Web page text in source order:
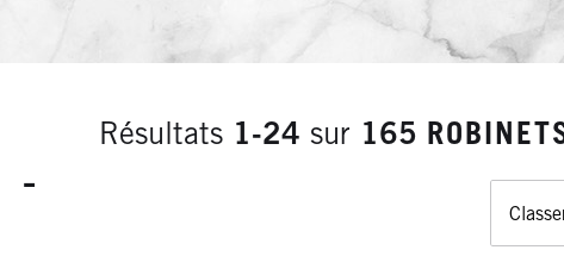
Résultats 1-24 sur 165